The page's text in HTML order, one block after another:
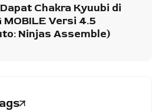
Chakra Kyuubi di
MOBILE Versi 4.5
Ninjas Assemble)